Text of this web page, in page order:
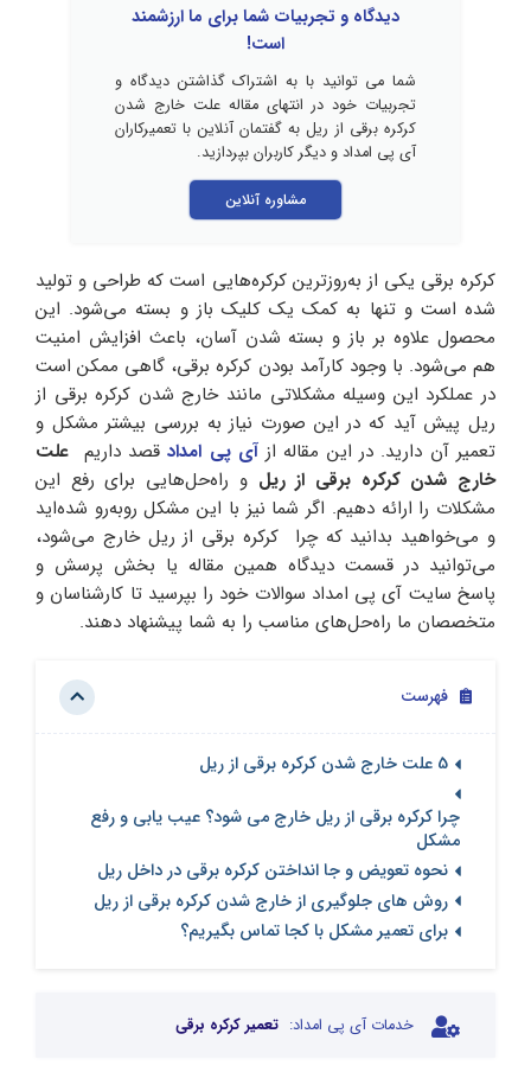
دیدگاه و تجربیات شما برای ما ارزشمند
است!
شما می توانید با به اشتراک گذاشتن دیدگاه و
تجربیات خود در انتهای مقاله علت خارج شدن
کرکره برقی از ریل به گفتمان آنلاین با تعمیرکاران
آی پی امداد و دیگر کاربران بپردازید.
مشاوره آنلاین
کرکره برقی یکی از به‌روزترین کرکره‌هایی است که طراحی و تولید
شده است و تنها به کمک یک کلیک باز و بسته می‌شود. این
محصول علاوه‌ بر باز و بسته شدن آسان، باعث افزایش امنیت
هم می‌شود. با وجود کارآمد بودن کرکره برقی، گاهی ممکن است
در عملکرد این وسیله‌ مشکلاتی مانند خارج شدن کرکره برقی از
ریل پیش آید که در این صورت نیاز به بررسی بیشتر مشکل و
تعمیر آن دارید. در این مقاله ازآی پی امدادقصد داریم علت
خارج شدن کرکره برقی از ریل و راه‌حل‌هایی برای رفع این
مشکلات را ارائه دهیم. اگر شما نیز با این مشکل روبه‌رو شده‌اید
و می‌خواهید بدانید که چرا کرکره برقی از ریل خارج می‌شود،
می‌توانید در قسمت دیدگاه همین مقاله یا بخش پرسش‌ و‌
پاسخ سایت آی پی امداد سوالات خود را بپرسید تا کارشناسان و
متخصصان ما راه‌حل‌های مناسب را به شما پیشنهاد دهند.
فهرست
5 علت خارج شدن کرکره برقی از ریل
چرا کرکره برقی از ریل خارج می شود؟ عیب یابی و رفع
مشکل
نحوه تعویض و جا انداختن کرکره برقی در داخل ریل
روش های جلوگیری از خارج شدن کرکره برقی از ریل
برای تعمیر مشکل با کجا تماس بگیریم؟
خدمات آی پی امداد: تعمیر کرکره برقی